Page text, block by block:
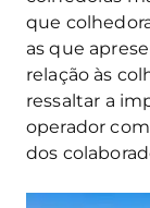
que
as que
relação às
ressaltar a
operador
dos